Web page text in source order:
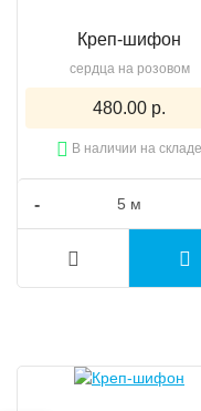
Креп-шифон
сердца на розовом
480.00 р.
В наличии на складе
-